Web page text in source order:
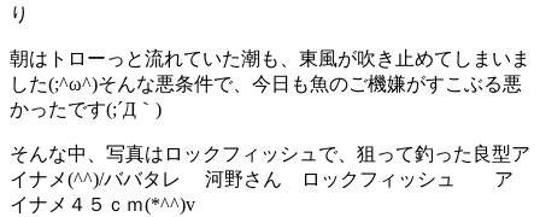
り
朝はトローっと流れていた潮も、東風が吹き止めてしまいま
した(;^ω^)そんな悪条件で、今日も魚のご機嫌がすこぶる悪
かったです(;´Д｀)
そんな中、写真はロックフィッシュで、狙って釣った良型ア
イナメ(^^)/ババタレ 河野さん ロックフィッシュ ア
イナメ４５ｃｍ(*^^)v